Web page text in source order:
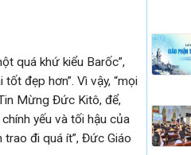
quá khứ kiểu Barốc”,
đẹp hơn”. Vì vậy, “mọi
Mừng Đức Kitô, để,
yếu và tối hậu của
đi quá ít”, Đức Giáo